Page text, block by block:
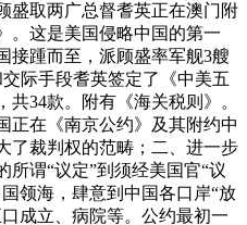
取两广总督耆英正在澳门附
。这是美国侵略中国的第一
接踵而至，派顾盛率军舰3艘
际手段耆英签定了《中美五
34款。附有《海关税则》。
正在《南京公约》及其附约中
了裁判权的范畴；二、进一步
所谓“议定”到须经美国官“议
领海，肆意到中国各口岸“放
成立、病院等。公约最初一